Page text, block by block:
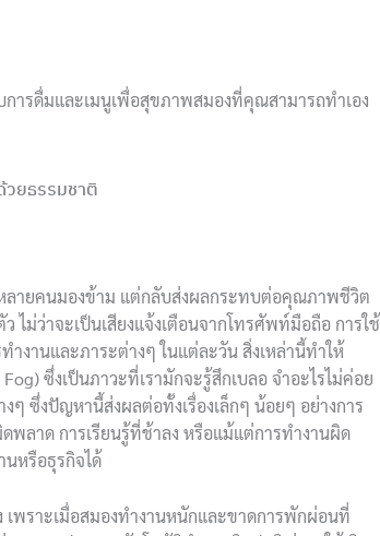
ารดื่มและเมนูเพื่อสุขภาพสมองที่คุณสามารถทำเอง
วยธรรมชาติ
ลายคนมองข้าม แต่กลับส่งผลกระทบต่อคุณภาพชีวิต
ไม่ว่าจะเป็นเสียงแจ้งเตือนจากโทรศัพท์มือถือ การใช้
ำงานและภาระต่างๆ ในแต่ละวัน สิ่งเหล่านี้ทำให้
ซึ่งเป็นภาวะที่เรามักจะรู้สึกเบลอ จำอะไรไม่ค่อย
ๆ ซึ่งปัญหานี้ส่งผลต่อทั้งเรื่องเล็กๆ น้อยๆ อย่างการ
พลาด การเรียนรู้ที่ช้าลง หรือแม้แต่การทำงานผิด
นหรือธุรกิจได้
พราะเมื่อสมองทำงานหนักและขาดการพักผ่อนที่